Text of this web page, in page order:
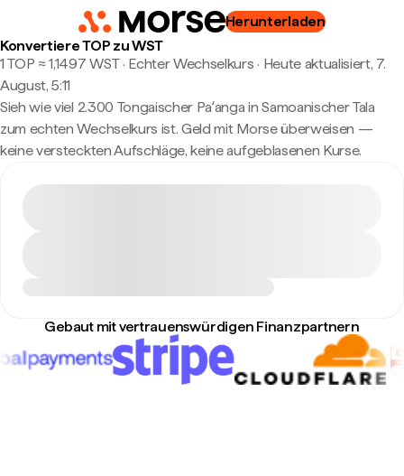
Herunterladen
Konvertiere TOP zu WST
1 TOP ≈ 1,1497 WST · Echter Wechselkurs · Heute aktualisiert, 7.
August, 5:11
Sieh wie viel 2.300 Tongaischer Paʻanga in Samoanischer Tala
zum echten Wechselkurs ist. Geld mit Morse überweisen —
keine versteckten Aufschläge, keine aufgeblasenen Kurse.
Gebaut mit vertrauenswürdigen Finanzpartnern